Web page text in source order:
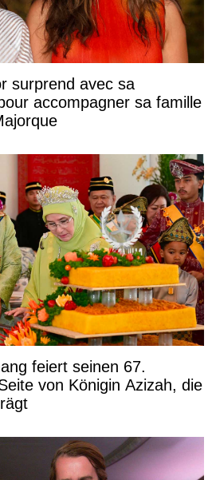
surprend avec sa
accompagner sa famille
feiert seinen 67.
von Königin Azizah, die